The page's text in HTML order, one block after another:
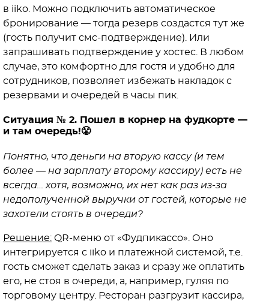
в iiko. Можно подключить автоматическое
бронирование — тогда резерв создастся тут же
(гость получит смс-подтверждение). Или
запрашивать подтверждение у хостес. В любом
случае, это комфортно для гостя и удобно для
сотрудников, позволяет избежать накладок с
резервами и очередей в часы пик.
Ситуация № 2. Пошел в корнер на фудкорте —
и там очередь!😤
Понятно, что деньги на вторую кассу (и тем
более — на зарплату второму кассиру) есть не
всегда… хотя, возможно, их нет как раз из-за
недополученной выручки от гостей, которые не
захотели стоять в очереди?
Решение: QR-меню от «Фудпикассо». Оно
интегрируется с iiko и платежной системой, т.е.
гость сможет сделать заказ и сразу же оплатить
его, не стоя в очереди, а, например, гуляя по
торговому центру. Ресторан разгрузит кассира,